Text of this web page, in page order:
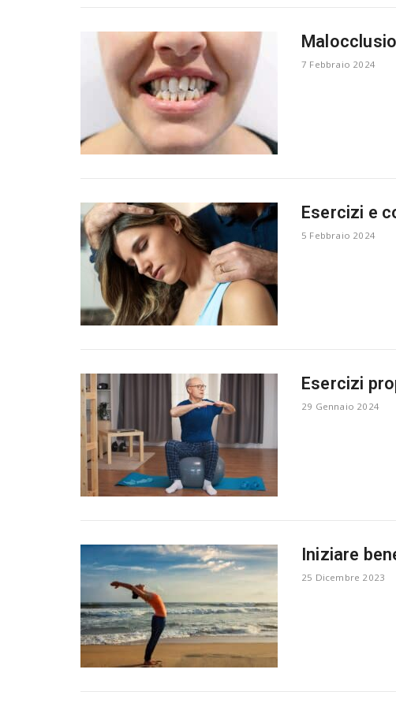
7 Febbraio 2024
Esercizi e
5 Febbraio 2024
Esercizi
29 Gennaio 2024
Iniziare
25 Dicembre 2023